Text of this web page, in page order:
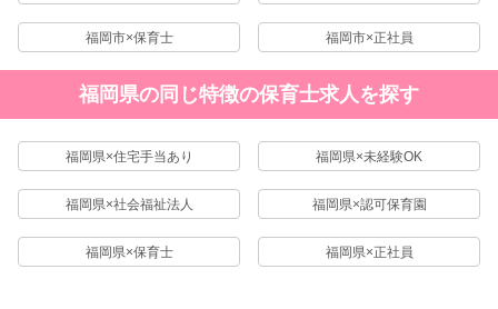
福岡市×保育士 福岡市×正社員
福岡県の同じ特徴の保育士求人を探す
福岡県×住宅手当あり 福岡県×未経験OK
福岡県×社会福祉法人 福岡県×認可保育園
福岡県×保育士 福岡県×正社員